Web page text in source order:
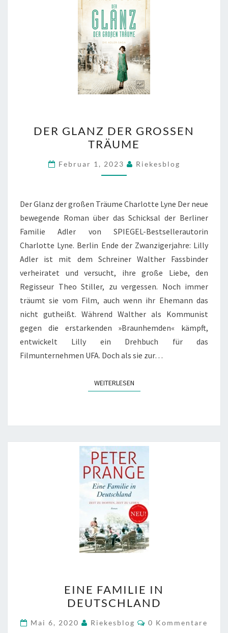
GLANZ
DER
GROSSEN T
RÄUME
DER GLANZ DER GROSSEN T
RÄUME
Februar 1, 2023 Riekesblog
Der Glanz der großen Träume Charlotte Lyne Der neue
bewegende Roman über das Schicksal der Berliner
Familie Adler von SPIEGEL-Bestsellerautorin
Charlotte Lyne. Berlin Ende der Zwanzigerjahre: Lilly
Adler ist mit dem Schreiner Walther Fassbinder
verheiratet und versucht, ihre große Liebe, den
Regisseur Theo Stiller, zu vergessen. Noch immer
träumt sie vom Film, auch wenn ihr Ehemann das
nicht gutheißt. Während Walther als Kommunist
gegen die erstarkenden »Braunhemden« kämpft,
entwickelt Lilly ein Drehbuch für das
Filmunternehmen UFA. Doch als sie zur…
WEITERLESENWEITERLESEN
FAMILIE
IN
DEUTSCHLAND
EINE FAMILIE IN
DEUTSCHLAND
Mai 6, 2020 Riekesblog Kommentare
0 Kommentare